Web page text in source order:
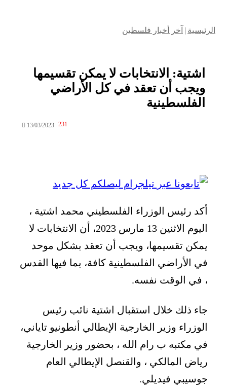
الرئيسية | آخر أخبار فلسطين
اشتية: الانتخابات لا يمكن تقسيمها
ويجب أن تعقد في كل الأراضي
الفلسطينية
13/03/2023 231
أكد رئيس الوزراء الفلسطيني محمد اشتية ،
اليوم الاثنين 13 مارس 2023، أن الانتخابات لا
يمكن تقسيمها، ويجب أن تعقد بشكل موحد
في الأراضي الفلسطينية كافة، بما فيها القدس
، في الوقت نفسه.
جاء ذلك خلال استقبال اشتية نائب رئيس
الوزراء وزير الخارجية الإيطالي أنطونيو تاياني،
في مكتبه ب رام الله ، بحضور وزير الخارجية
رياض المالكي ، والقنصل الإيطالي العام
جوسيبي فيديلي.